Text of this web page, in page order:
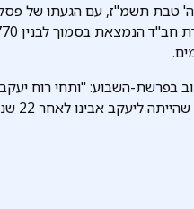
טבת תשמ"ז, עם הגעתו של פסק
בפרשת-השבוע: "ותחי רוח
חסידים ראו